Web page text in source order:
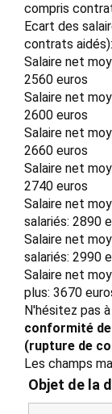
compris
Ecart des
contrats
Salaire net
2560 euros
Salaire net
2600 euros
Salaire net
2660 euros
Salaire net
2740 euros
Salaire net
salariés: 2890
Salaire net
salariés: 2990
Salaire net
plus: 3670
N'hésitez pas
conformité de
(rupture de
Les champs
Objet de la